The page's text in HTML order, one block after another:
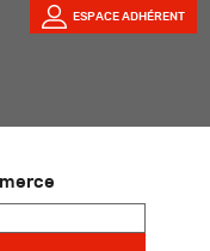
ESPACE ADHÉRENT